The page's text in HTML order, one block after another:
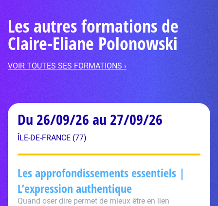
Les autres formations de
Claire-Eliane Polonowski
VOIR TOUTES SES FORMATIONS ›
Du 26/09/26 au 27/09/26
ÎLE-DE-FRANCE (77)
Les approfondissements essentiels |
L’expression authentique
Quand oser dire permet de mieux être en lien